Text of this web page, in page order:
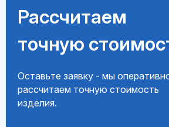
Рассчитаем
точную
Оставьте заявку - мы
рассчитаем точную стоимость
изделия.